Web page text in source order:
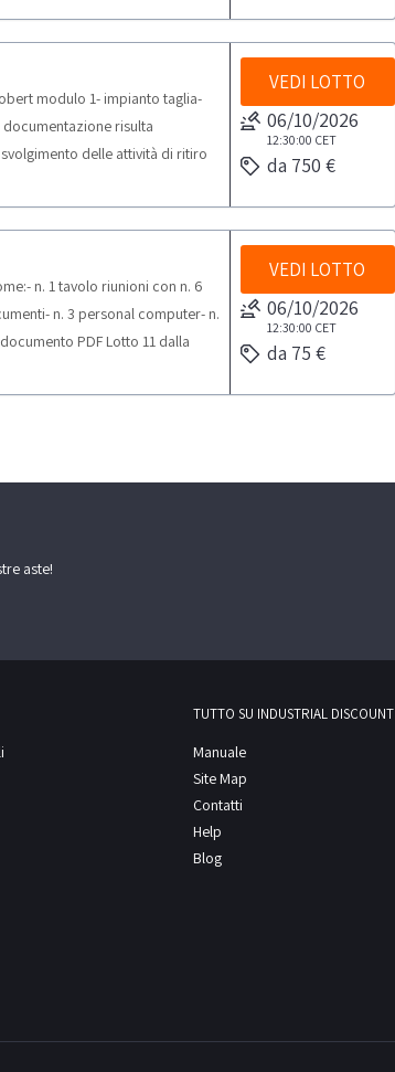
modulo 1- impianto taglia-
risulta
svolgimento delle attività di ritiro
VEDI LOTTO
06/10/2026
12:30:00 CET
da 750 €
n. 1 tavolo riunioni con n. 6
n. 3 personal computer- n.
PDF Lotto 11 dalla
completo dei beni inclusi in
potrebbero non corrispondere.
VEDI LOTTO
06/10/2026
12:30:00 CET
da 75 €
aste!
TUTTO SU INDUSTRIAL DISCOUNT
Manuale
Site Map
Contatti
Help
Blog